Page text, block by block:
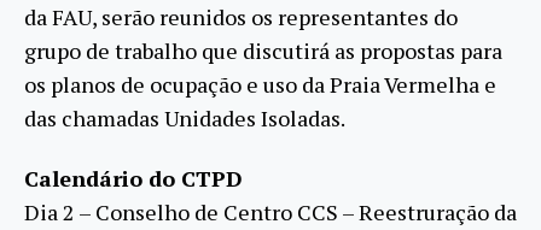
da FAU, serão reunidos os representantes do
grupo de trabalho que discutirá as propostas para
os planos de ocupação e uso da Praia Vermelha e
das chamadas Unidades Isoladas.
Calendário do CTPD
Dia 2 – Conselho de Centro CCS – Reestruração da